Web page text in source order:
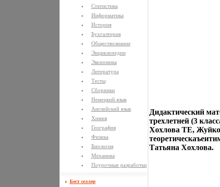
Статистика
Информатика
История
Бухгалтерия
Обществознание
Энциклопедии
Экономика
Литература
Тесты
Сборники
Немецкий язык
Английский язык
Химия
География
Физика
Биология
Механика
Поурочные разработки
Бест селлер
Дидактический
трехлетней (3
Хохлова ТЕ,
Татьяна Хохлова.